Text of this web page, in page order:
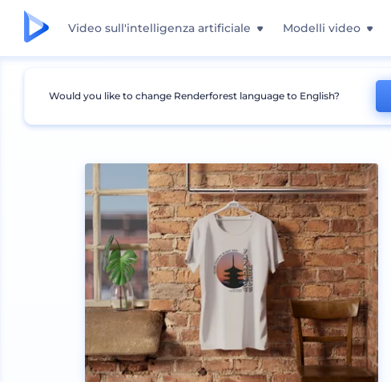
Video sull'intelligenza artificiale Modelli video
Mockup Abbigliamento Mockup T-shirt
Would you like to change Renderforest language to English?